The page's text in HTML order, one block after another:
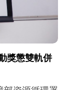
獎懲雙軌併